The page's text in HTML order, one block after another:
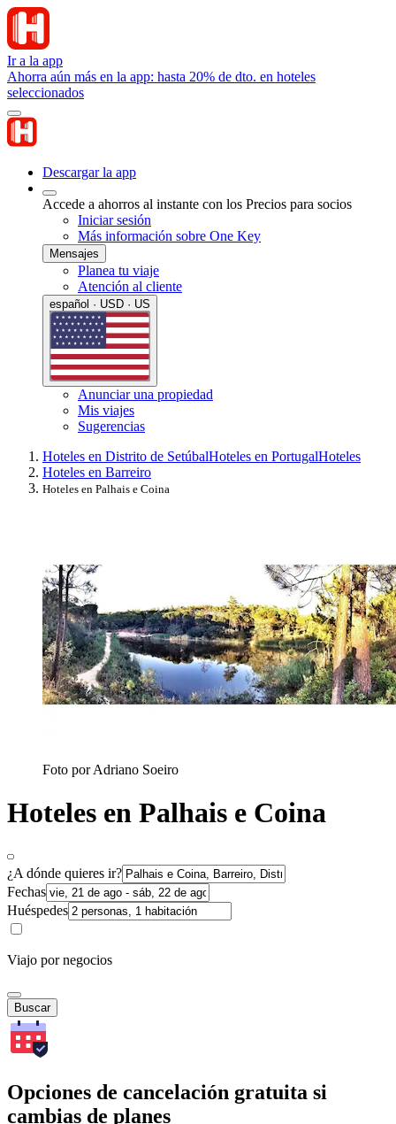
Ir a la app
Ahorra aún más en la app: hasta 20% de dto. en hoteles
seleccionados
Descargar la app
Accede a ahorros al instante con los Precios para socios
Iniciar sesión
Más información sobre One Key
Mensajes
Planea tu viaje
Atención al cliente
español · USD · US
Anunciar una propiedad
Mis viajes
Sugerencias
Hoteles en Distrito de SetúbalHoteles en PortugalHoteles
Hoteles en Barreiro
Hoteles en Palhais e Coina
Foto por Adriano Soeiro
Hoteles en Palhais e Coina
¿A dónde quieres ir?
Fechas
Huéspedes
Viajo por negocios
Buscar
Opciones de cancelación gratuita si
cambias de planes